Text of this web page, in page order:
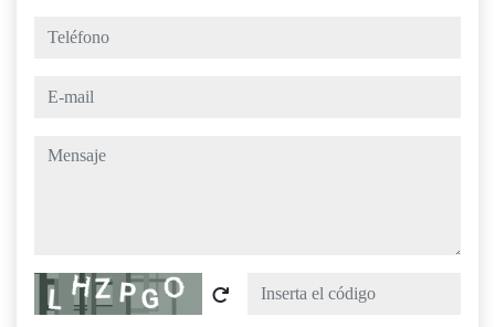
teléfono
e-mail
mensaje
Captcha